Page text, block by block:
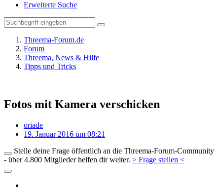
Erweiterte Suche
Threema-Forum.de
Forum
Threema, News & Hilfe
Tipps und Tricks
Fotos mit Kamera verschicken
oriade
19. Januar 2016 um 08:21
Stelle deine Frage öffentlich an die Threema-Forum-Community
- über 4.800 Mitglieder helfen dir weiter. > Frage stellen <